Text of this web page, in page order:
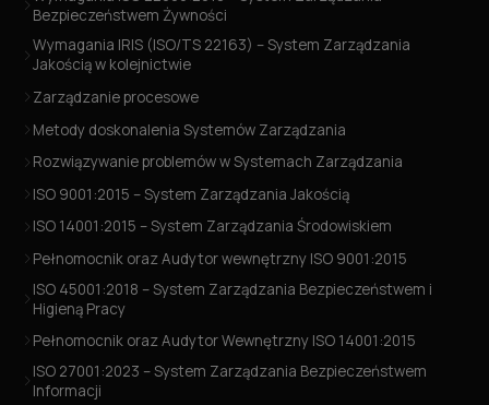
Bezpieczeństwem Żywności
Wymagania IRIS (ISO/TS 22163) – System Zarządzania
Jakością w kolejnictwie
Zarządzanie procesowe
Metody doskonalenia Systemów Zarządzania
Rozwiązywanie problemów w Systemach Zarządzania
ISO 9001:2015 – System Zarządzania Jakością
ISO 14001:2015 – System Zarządzania Środowiskiem
Pełnomocnik oraz Audytor wewnętrzny ISO 9001:2015
ISO 45001:2018 – System Zarządzania Bezpieczeństwem i
Higieną Pracy
Pełnomocnik oraz Audytor Wewnętrzny ISO 14001:2015
ISO 27001:2023 – System Zarządzania Bezpieczeństwem
Informacji